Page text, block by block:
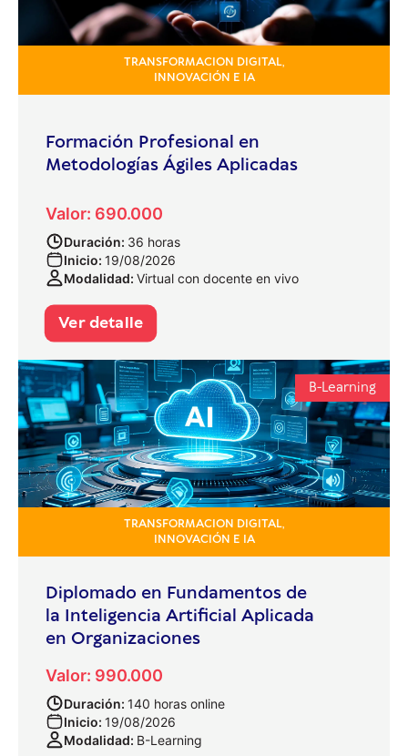
TRANSFORMACION DIGITAL,
INNOVACIÓN E IA
Formación Profesional en
Metodologías Ágiles Aplicadas
Valor: 690.000
Duración: 36 horas
Inicio: 19/08/2026
Modalidad: Virtual con docente en vivo
Ver detalle
B-Learning
TRANSFORMACION DIGITAL,
INNOVACIÓN E IA
Diplomado en Fundamentos de
la Inteligencia Artificial Aplicada
en Organizaciones
Valor: 990.000
Duración: 140 horas online
Inicio: 19/08/2026
Modalidad: B-Learning